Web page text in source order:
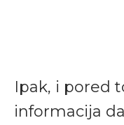
Ipak, i pored
informacija